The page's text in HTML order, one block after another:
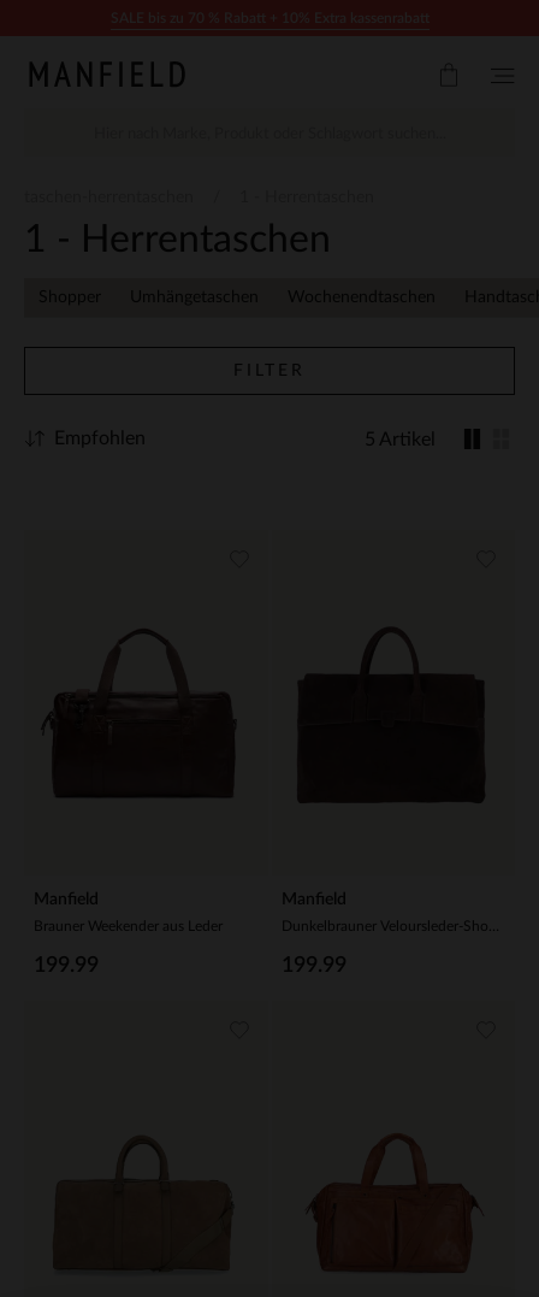
1 - Herrentaschen
Shopper Umhängetaschen Wochenendtaschen
FILTER
5 Artikel
Empfohlen
Manfield
Brauner Weekender aus Leder
199.99
Manfield
199.99